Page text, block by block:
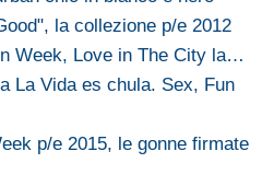
la collezione p/e 2012
Week, Love in The City la…
La Vida es chula. Sex, Fun
p/e 2015, le gonne firmate